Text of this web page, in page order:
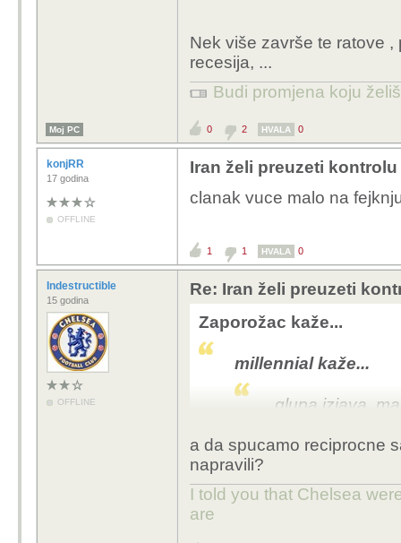
Nek više završe te ratove
recesija, ...
Budi promjena koju
Moj PC 0 2 HVALA 0
konjRR
17 godina
OFFLINE
Iran želi preuzeti
clanak vuce malo na
1 1 HVALA 0
Indestructible
15 godina
OFFLINE
Re: Iran želi preuzeti
Zaporožac kaže...
millennial kaže...
glupa izjava.
Pišem o tehnološkom
samo stručnjaci za
Iranci baletane vode
a da spucamo reciprocne
napravili?
I told you that Chelsea
are